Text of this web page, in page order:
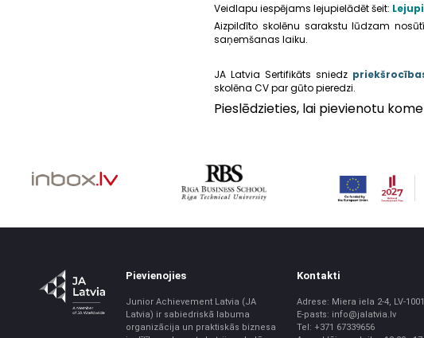
Veidlapu iespējams lejupielādēt šeit:
Aizpildīto skolēnu sarakstu lūdzam
saņemšanas laiku.
JA Latvia Sertifikāts sniedz
skolēna CV par gūto pieredzi.
Pieslēdzieties, lai pievienotu
Pievienojies
Junior Achievement Latvia (JA
Latvia) ir sabiedriskā labuma
organizācija un praktiskās biznesa
Kontakti
Adrese: Miera iela 2-4, LV-
E-pasts: info@jalatvia.lv
Tel: +371 67339656